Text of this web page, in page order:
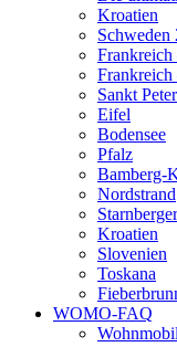
Kroatien
Schweden
Frankreich
Frankreich
Sankt
Eifel
Bodensee
Pfalz
Bamberg-
Nordstrand
Kroatien
Slovenien
Toskana
WOMO-FAQ